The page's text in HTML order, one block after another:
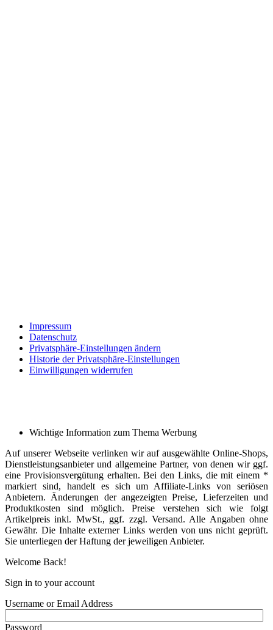
Impressum
Datenschutz
Privatsphäre-Einstellungen ändern
Historie der Privatsphäre-Einstellungen
Einwilligungen widerrufen
Wichtige Information zum Thema Werbung
Auf unserer Webseite verlinken wir auf ausgewählte Online-Shops,
Dienstleistungsanbieter und allgemeine Partner, von denen wir ggf.
eine Provisionsvergütung erhalten. Bei den Links, die mit einem *
markiert sind, handelt es sich um Affiliate-Links von seriösen
Anbietern. Änderungen der angezeigten Preise, Lieferzeiten und
Produktkosten sind möglich. Preise verstehen sich wie folgt
Artikelpreis inkl. MwSt., ggf. zzgl. Versand. Alle Angaben ohne
Gewähr. Die Inhalte externer Links werden von uns nicht geprüft.
Sie unterliegen der Haftung der jeweiligen Anbieter.
Welcome Back!
Sign in to your account
Username or Email Address
Password